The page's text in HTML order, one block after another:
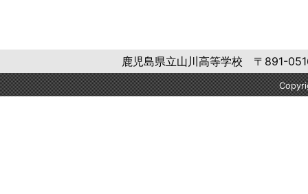
鹿児島県立山川高等学校 〒891-